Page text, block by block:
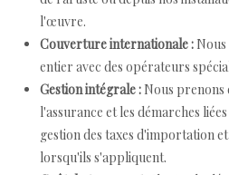
l'œuvre.
Couverture internationale :
entier avec des opérateurs
Gestion intégrale : Nous
l'assurance et les démarches
gestion des taxes d'importation
lorsqu'ils s'appliquent.